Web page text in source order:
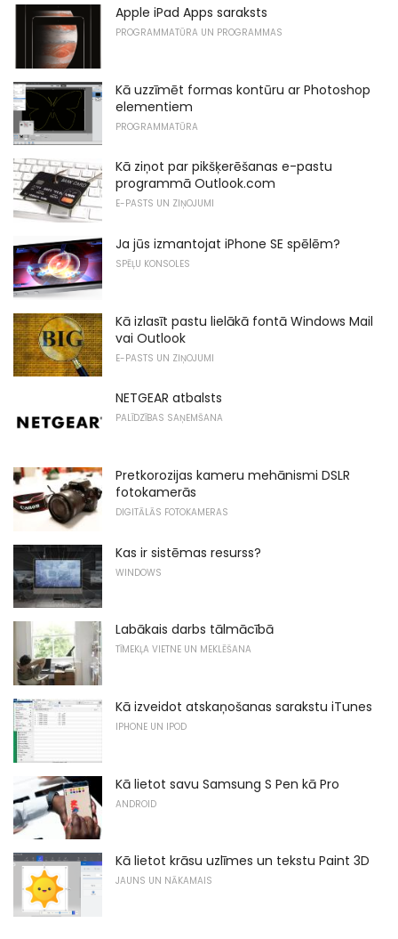
Apple iPad Apps saraksts
PROGRAMMATŪRA UN PROGRAMMAS
Kā uzzīmēt formas kontūru ar Photoshop
elementiem
PROGRAMMATŪRA
Kā ziņot par pikšķerēšanas e-pastu
programmā Outlook.com
E-PASTS UN ZIŅOJUMI
Ja jūs izmantojat iPhone SE spēlēm?
SPĒĻU KONSOLES
Kā izlasīt pastu lielākā fontā Windows Mail
vai Outlook
E-PASTS UN ZIŅOJUMI
NETGEAR atbalsts
PALĪDZĪBAS SAŅEMŠANA
Pretkorozijas kameru mehānismi DSLR
fotokamerās
DIGITĀLĀS FOTOKAMERAS
Kas ir sistēmas resurss?
WINDOWS
Labākais darbs tālmācībā
TĪMEKĻA VIETNE UN MEKLĒŠANA
Kā izveidot atskaņošanas sarakstu iTunes
IPHONE UN IPOD
Kā lietot savu Samsung S Pen kā Pro
ANDROID
Kā lietot krāsu uzlīmes un tekstu Paint 3D
JAUNS UN NĀKAMAIS